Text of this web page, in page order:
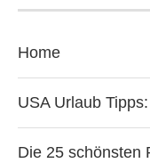
Home
USA Urlaub
Die 25 schönsten